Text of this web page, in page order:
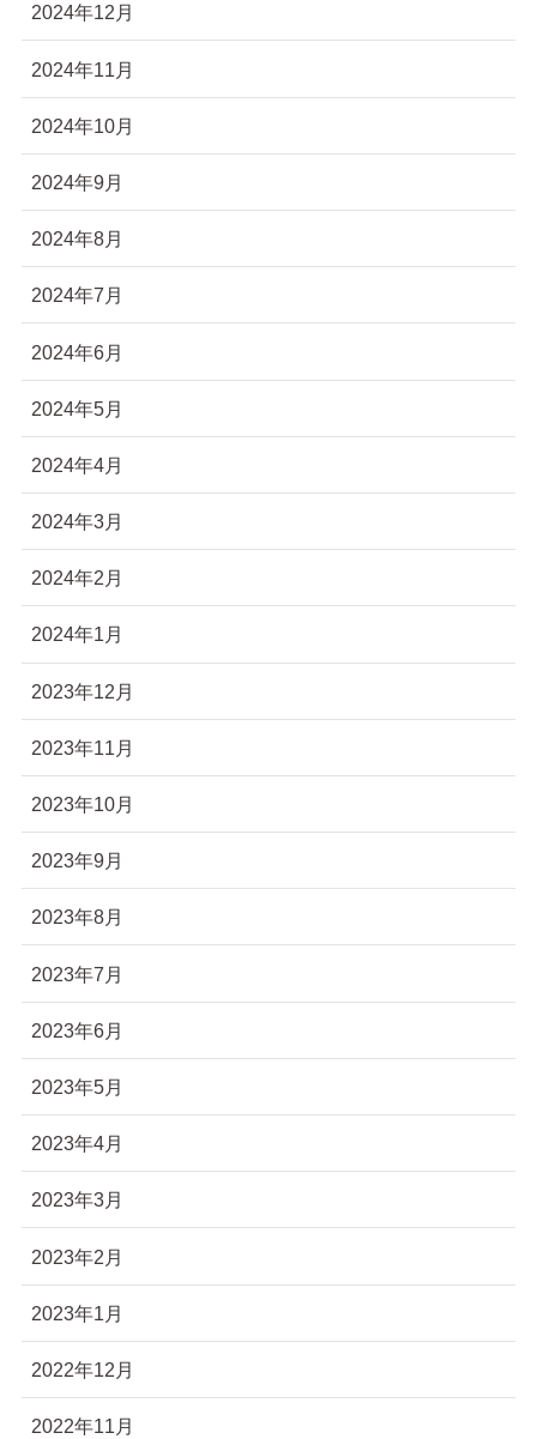
2024年12月
2024年11月
2024年10月
2024年9月
2024年8月
2024年7月
2024年6月
2024年5月
2024年4月
2024年3月
2024年2月
2024年1月
2023年12月
2023年11月
2023年10月
2023年9月
2023年8月
2023年7月
2023年6月
2023年5月
2023年4月
2023年3月
2023年2月
2023年1月
2022年12月
2022年11月